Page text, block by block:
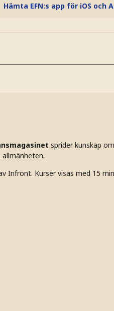
Hämta EFN:s app för iOS och
sprider kunskap
Infront. Kurser visas med 15